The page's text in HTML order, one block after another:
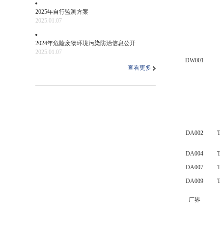
2025年自行监测方案
2025.01.07
2024年危险废物环境污染防治信息公开
2025.01.07
查看更多
DW001
DA002
DA004
DA007
DA009
厂界